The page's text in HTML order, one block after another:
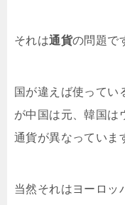
それは通貨の問題で
国が違えば使ってい
が中国は元、韓国は
通貨が異なっていま
当然それはヨーロッ